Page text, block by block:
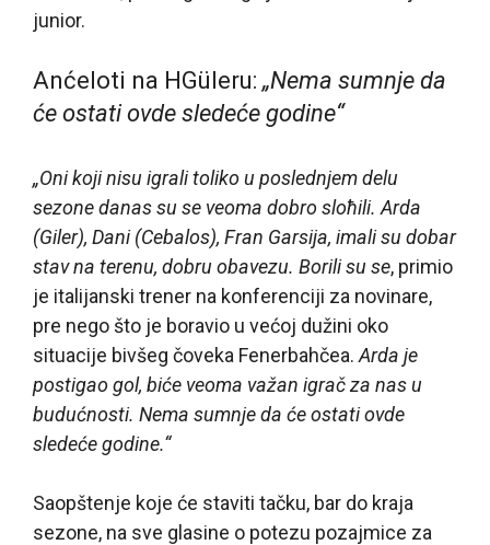
junior.
Anćeloti na HGüleru: „Nema sumnje da
će ostati ovde sledeće godine“
„Oni koji nisu igrali toliko u poslednjem delu
sezone danas su se veoma dobro sloћili. Arda
(Giler), Dani (Cebalos), Fran Garsija, imali su dobar
stav na terenu, dobru obavezu. Borili su se, primio
je italijanski trener na konferenciji za novinare,
pre nego što je boravio u većoj dužini oko
situacije bivšeg čoveka Fenerbahčea. Arda je
postigao gol, biće veoma važan igrač za nas u
budućnosti. Nema sumnje da će ostati ovde
sledeće godine.“
Saopštenje koje će staviti tačku, bar do kraja
sezone, na sve glasine o potezu pozajmice za